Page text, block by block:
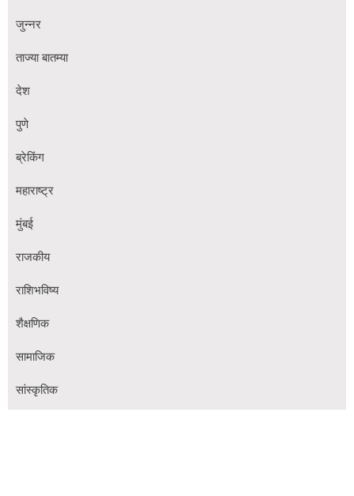
जुन्नर
ताज्या बातम्या
देश
पुणे
ब्रेकिंग
महाराष्ट्र
मुंबई
राजकीय
राशिभविष्य
शैक्षणिक
सामाजिक
सांस्कृतिक